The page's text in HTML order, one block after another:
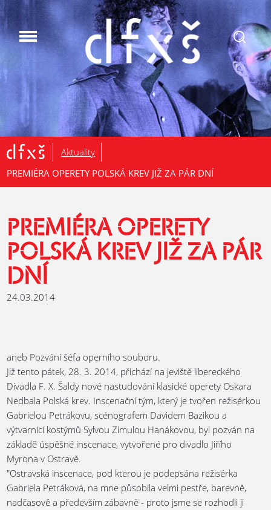
.
Aktuality
PREMIÉRA OPERETY POLSKÁ KREV JIŽ ZA PÁR DNÍ
PREMIÉRA OPERETY
POLSKÁ KREV JIŽ ZA PÁR
DNÍ
24.03.2014
aneb Pozvání šéfa operního souboru.
Již tento pátek, 28. 3. 2014, přichází na jeviště libereckého
Divadla F. X. Šaldy nové nastudování klasické operety Oskara
Nedbala Polská krev. Inscenační tým, který je tvořen režisérkou
Gabrielou Petrákovu, scénografem Davidem Bazikou a
výtvarnicí kostýmů Sylvou Zimulou Hanákovou, byl pozván na
základě úspěšné inscenace, vytvořené pro divadlo Jiřího
Myrona v Ostravě.
"Ostravská inscenace, pod kterou je podepsána režisérka
Gabriela Petráková, na mne působila velmi pestře, barevně,
nadčasově a především zábavně - proto jsme se rozhodli ji